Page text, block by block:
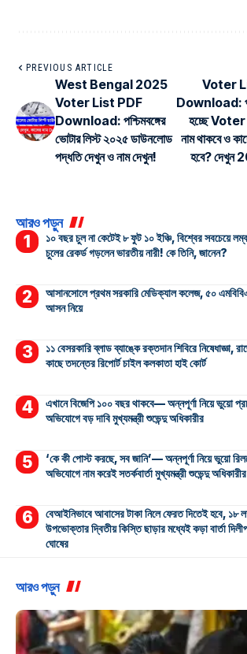
PREVIOUS ARTICLE
West Bengal 2025
Voter List PDF
Download: পশ্চিমবঙ্গের
ভোটার লিস্ট ২০২৫ ডাউনলোড
পদ্ধতি দেখুন ও নাম দেখুন!
Voter
Download:
হচ্ছে Voter
নাম থাকবে ও
হবে? দেখুন
আরও পড়ুন
১০ বছর চুল না কেটেই ৮ ফুট ১০ ইঞ্চি, বিশ্বের সবচেয়ে
চুলের রেকর্ড গড়লেন ভারতীয় নারী! কে তিনি, জানেন?
আসানসোলে প্রথম সরকারি মেডিক্যাল কলেজ, ৫০
আসন নিয়ে
১১ বেসরকারি ব্লাড ব্যাঙ্কে রক্তদান শিবিরে নিষেধাজ্ঞা,
কাছে তদন্তের রিপোর্ট চাইল কলকাতা হাই কোর্ট
এখানে বিজেপি ১০০ বছর থাকবে— অন্নপূর্ণা নিয়ে ভুয়ো
অভিযোগে বড় দাবি মুখ্যমন্ত্রী শুভেন্দু অধিকারীর
‘কে কী পোস্ট করছে, সব জানি’— অন্নপূর্ণা নিয়ে ভুয়ো
অভিযোগে নাম করেই সতর্কবার্তা মুখ্যমন্ত্রী শুভেন্দু অধিকারীর
বেআইনিভাবে আবাসের টাকা নিলে ফেরত দিতেই হবে, ১৮
উপভোক্তার দ্বিতীয় কিস্তি ছাড়ার মধ্যেই কড়া বার্তা
ঘোষের
আরও পড়ুন